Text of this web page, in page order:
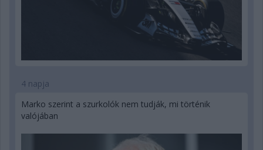
4 napja
Marko szerint a szurkolók nem tudják, mi történik
valójában